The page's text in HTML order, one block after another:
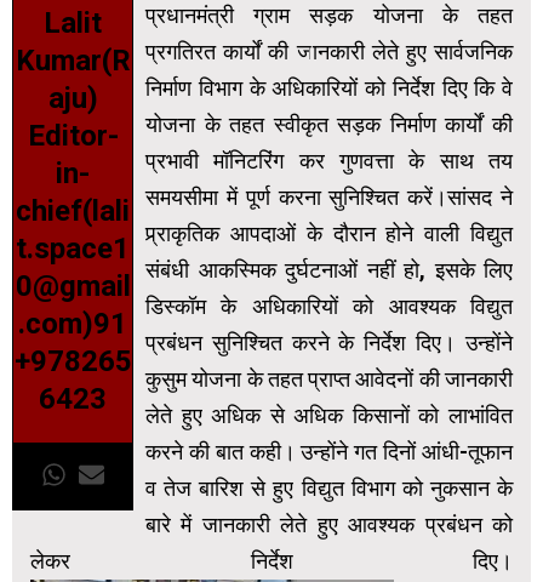
Lalit
Kumar(R
aju)
Editor-
in-
chief(lali
t.space1
0@gmail
.com)91
+978265
6423
प्रधानमंत्री ग्राम सड़क योजना के तहत
प्रगतिरत कार्यों की जानकारी लेते हुए सार्वजनिक
निर्माण विभाग के अधिकारियों को निर्देश दिए कि वे
योजना के तहत स्वीकृत सड़क निर्माण कार्यों की
प्रभावी मॉनिटरिंग कर गुणवत्ता के साथ तय
समयसीमा में पूर्ण करना सुनिश्चित करें।सांसद ने
प्र्राकृतिक आपदाओं के दौरान होने वाली विद्युत
संबंधी आकस्मिक दुर्घटनाओं नहीं हो, इसके लिए
डिस्कॉम के अधिकारियों को आवश्यक विद्युत
प्रबंधन सुनिश्चित करने के निर्देश दिए। उन्होंने
कुसुम योजना के तहत प्राप्त आवेदनों की जानकारी
लेते हुए अधिक से अधिक किसानों को लाभांवित
करने की बात कही। उन्होंने गत दिनों आंधी-तूफान
व तेज बारिश से हुए विद्युत विभाग को नुकसान के
बारे में जानकारी लेते हुए आवश्यक प्रबंधन को
लेकर निर्देश दिए।